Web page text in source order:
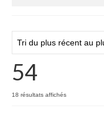
PRET A
Blouse –
54
18 résultats affichés